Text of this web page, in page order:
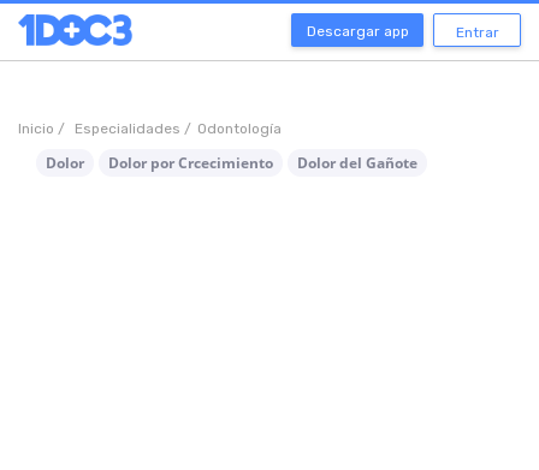
Descargar app Entrar
Inicio / Especialidades / Odontología
Dolor Dolor por Crcecimiento Dolor del Gañote